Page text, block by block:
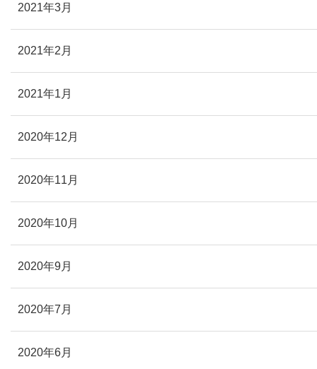
2021年3月
2021年2月
2021年1月
2020年12月
2020年11月
2020年10月
2020年9月
2020年7月
2020年6月